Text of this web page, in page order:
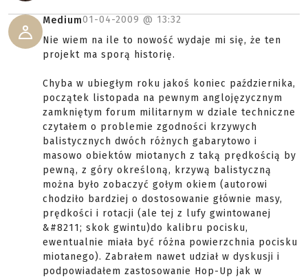
Medium01-04-2009 @ 13:32
Nie wiem na ile to nowość wydaje mi się, że ten
projekt ma sporą historię.
Chyba w ubiegłym roku jakoś koniec października,
początek listopada na pewnym anglojęzycznym
zamkniętym forum militarnym w dziale techniczne
czytałem o problemie zgodności krzywych
balistycznych dwóch różnych gabarytowo i
masowo obiektów miotanych z taką prędkością by
pewną, z góry określoną, krzywą balistyczną
można było zobaczyć gołym okiem (autorowi
chodziło bardziej o dostosowanie głównie masy,
prędkości i rotacji (ale tej z lufy gwintowanej
&#8211; skok gwintu)do kalibru pocisku,
ewentualnie miała być różna powierzchnia pocisku
miotanego). Zabrałem nawet udział w dyskusji i
podpowiadałem zastosowanie Hop-Up jak w